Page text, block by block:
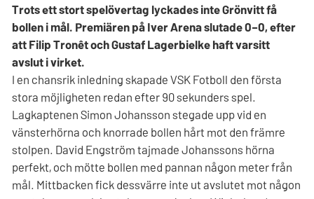
Trots ett stort spelövertag lyckades inte Grönvitt få
bollen i mål. Premiären på Iver Arena slutade 0–0, efter
att Filip Tronêt och Gustaf Lagerbielke haft varsitt
avslut i virket.
I en chansrik inledning skapade VSK Fotboll den första
stora möjligheten redan efter 90 sekunders spel.
Lagkaptenen Simon Johansson stegade upp vid en
vänsterhörna och knorrade bollen hårt mot den främre
stolpen. David Engström tajmade Johanssons hörna
perfekt, och mötte bollen med pannan någon meter från
mål. Mittbacken fick dessvärre inte ut avslutet mot någon